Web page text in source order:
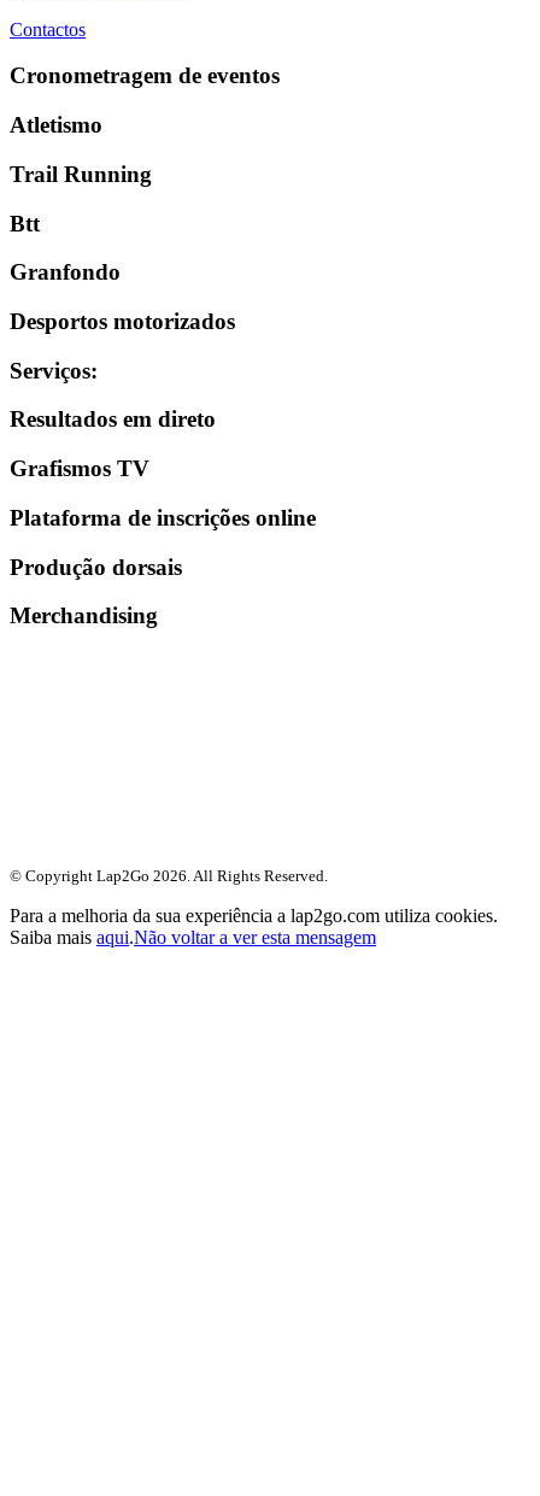
Contactos
Cronometragem de eventos
Atletismo
Trail Running
Btt
Granfondo
Desportos motorizados
Serviços:
Resultados em direto
Grafismos TV
Plataforma de inscrições online
Produção dorsais
Merchandising
© Copyright Lap2Go 2026 . All Rights Reserved.
Para a melhoria da sua experiência a lap2go.com utiliza cookies.
Saiba mais aqui.Não voltar a ver esta mensagem